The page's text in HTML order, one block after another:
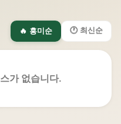
🔥 흥미순 🕐 최신순
가 없습니다.